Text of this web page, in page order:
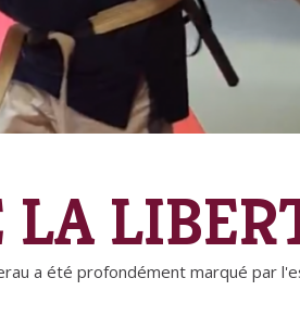
LA
a été profondément marqué par